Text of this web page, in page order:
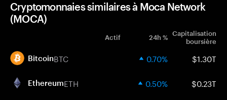
Cryptomonnaies similaires à Moca Network
(MOCA)
Actif 24h % Capitalisation
boursière
BitcoinBTC 0.70% $1.30T
EthereumETH 0.50% $0.23T